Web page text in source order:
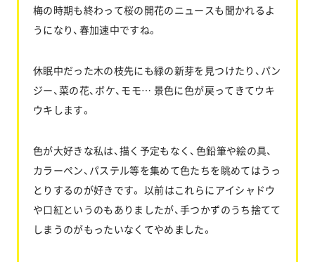
梅の時期も終わって桜の開花のニュースも聞かれるよ
うになり、春加速中ですね。
休眠中だった木の枝先にも緑の新芽を見つけたり、パン
ジー、菜の花、ボケ、モモ… 景色に色が戻ってきてウキ
ウキします。
色が大好きな私は、描く予定もなく、色鉛筆や絵の具、
カラーペン、パステル等を集めて色たちを眺めてはうっ
とりするのが好きです。 以前はこれらにアイシャドウ
や口紅というのもありましたが、手つかずのうち捨てて
しまうのがもったいなくてやめました。
協力業者公募